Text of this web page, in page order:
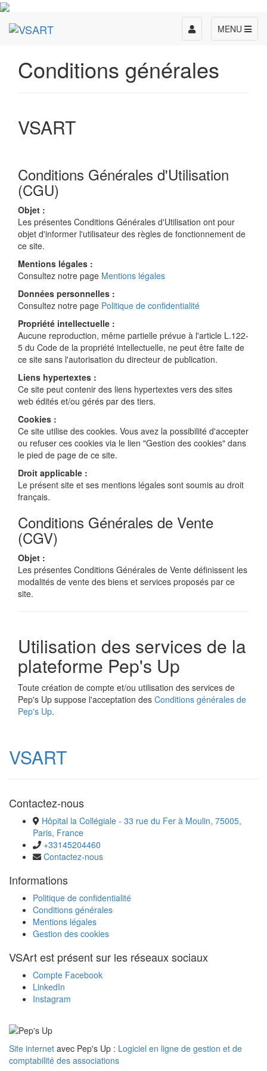
MENU
Toggle
navigation
Conditions générales
VSART
Conditions Générales d'Utilisation
(CGU)
Objet :
Les présentes Conditions Générales d'Utilisation ont pour
objet d'informer l'utilisateur des règles de fonctionnement de
ce site.
Mentions légales :
Consultez notre page Mentions légales
Données personnelles :
Consultez notre page Politique de confidentialité
Propriété intellectuelle :
Aucune reproduction, même partielle prévue à l'article L.122-
5 du Code de la propriété intellectuelle, ne peut être faite de
ce site sans l'autorisation du directeur de publication.
Liens hypertextes :
Ce site peut contenir des liens hypertextes vers des sites
web édités et/ou gérés par des tiers.
Cookies :
Ce site utilise des cookies. Vous avez la possibilité d'accepter
ou refuser ces cookies via le lien "Gestion des cookies" dans
le pied de page de ce site.
Droit applicable :
Le présent site et ses mentions légales sont soumis au droit
français.
Conditions Générales de Vente
(CGV)
Objet :
Les présentes Conditions Générales de Vente définissent les
modalités de vente des biens et services proposés par ce
site.
Utilisation des services de la
plateforme Pep's Up
Toute création de compte et/ou utilisation des services de
Pep's Up suppose l'acceptation des Conditions générales de
Pep's Up.
VSART
Contactez-nous
Hôpital la Collégiale - 33 rue du Fer à Moulin, 75005,
Paris, France
+33145204460
Contactez-nous
Informations
Politique de confidentialité
Conditions générales
Mentions légales
Gestion des cookies
VSArt est présent sur les réseaux sociaux
Compte Facebook
LinkedIn
Instagram
Site internet avec Pep's Up : Logiciel en ligne de gestion et de
comptabilité des associations